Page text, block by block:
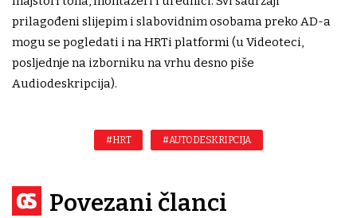
prilagođeni slijepim i slabovidnim osobama preko AD-a
mogu se pogledati i na HRTi platformi (u Videoteci,
posljednje na izborniku na vrhu desno piše
Audiodeskripcija).
#HRT #AUTODESKRIPCIJA
Povezani članci